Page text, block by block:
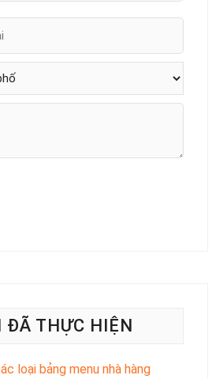
ĐÃ THỰC HIỆN
loại bảng menu nhà hàng